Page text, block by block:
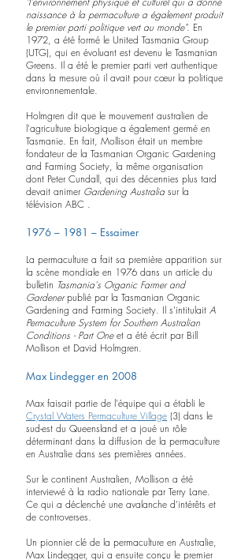
naissance à la permaculture a également produit
le premier parti politique vert au monde". En
1972, a été formé le United Tasmania Group
(UTG), qui en évoluant est devenu le Tasmanian
Greens. Il a été le premier parti vert authentique
dans la mesure où il avait pour cœur la politique
environnementale.
Holmgren dit que le mouvement australien de
l'agriculture biologique a également germé en
Tasmanie. En fait, Mollison était un membre
fondateur de la Tasmanian Organic Gardening
and Farming Society, la même organisation
dont Peter Cundall, qui des décennies plus tard
devait animer Gardening Australia sur la
télévision ABC .
1976 – 1981 – Essaimer
La permaculture a fait sa première apparition sur
la scène mondiale en 1976 dans un article du
bulletin Tasmania's Organic Farmer and
Gardener publié par la Tasmanian Organic
Gardening and Farming Society. Il s'intitulait A
Permaculture System for Southern Australian
Conditions - Part One et a été écrit par Bill
Mollison et David Holmgren.
Max Lindegger en 2008
Max faisait partie de l'équipe qui a établi le
Crystal Waters Permaculture Village (3) dans le
sud-est du Queensland et a joué un rôle
déterminant dans la diffusion de la permaculture
en Australie dans ses premières années.
Sur le continent Australien, Mollison a été
interviewé à la radio nationale par Terry Lane.
Ce qui a déclenché une avalanche d'intérêts et
de controverses.
Un pionnier clé de la permaculture en Australie,
Max Lindegger, qui a ensuite conçu le premier